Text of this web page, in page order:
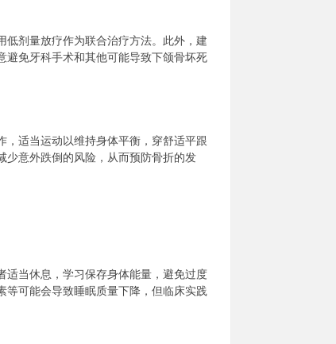
剂量放疗作为联合治疗方法。此外，建
避免牙科手术和其他可能导致下颌骨坏死
适当运动以维持身体平衡，穿舒适平跟
少意外跌倒的风险，从而预防骨折的发
适当休息，学习保存身体能量，避免过度
等可能会导致睡眠质量下降，但临床实践